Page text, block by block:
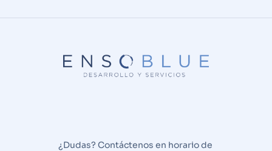
¿Dudas? Contáctenos en horario de